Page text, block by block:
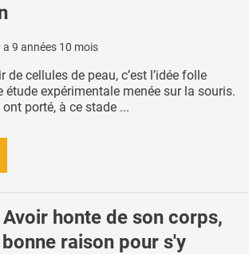
a 9 années 10 mois
de cellules de peau, c’est l’idée folle
étude expérimentale menée sur la souris.
porté, à ce stade ...
Avoir honte de son corps,
raison pour s'y